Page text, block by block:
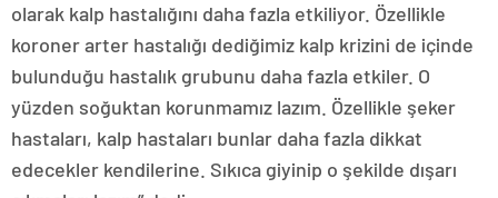
olarak kalp hastalığını daha fazla etkiliyor. Özellikle
koroner arter hastalığı dediğimiz kalp krizini de içinde
bulunduğu hastalık grubunu daha fazla etkiler. O
yüzden soğuktan korunmamız lazım. Özellikle şeker
hastaları, kalp hastaları bunlar daha fazla dikkat
edecekler kendilerine. Sıkıca giyinip o şekilde dışarı